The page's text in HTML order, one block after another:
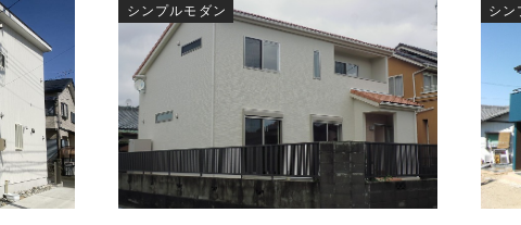
シンプルモダン シン